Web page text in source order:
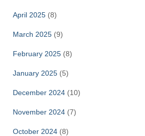
April 2025 (8)
March 2025 (9)
February 2025 (8)
January 2025 (5)
December 2024 (10)
November 2024 (7)
October 2024 (8)